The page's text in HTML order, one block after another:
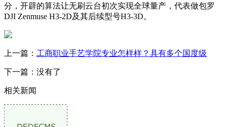
分，开辟的算法让无刷云台初次实现全球量产，代表做包罗
DJI Zenmuse H3-2D及其后续型号H3-3D。
上一篇： 工商职业手艺学院专业怎样样？具有多个国度级
下一篇：没有了
相关新闻